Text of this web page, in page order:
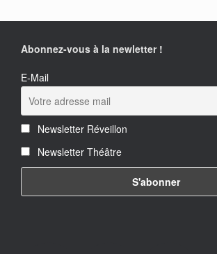
Abonnez-vous à la newletter !
E-Mail
Newsletter Réveillon
Newsletter Théâtre